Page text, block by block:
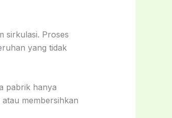
sirkulasi. Proses
yang tidak
pabrik hanya
membersihkan